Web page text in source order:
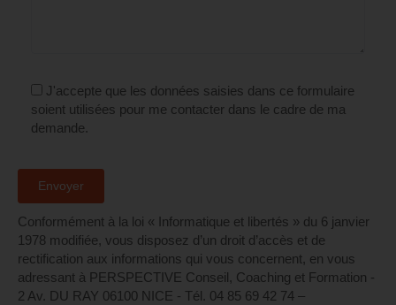
J'accepte que les données saisies dans ce formulaire
soient utilisées pour me contacter dans le cadre de ma
demande.
Conformément à la loi « Informatique et libertés » du 6 janvier
1978 modifiée, vous disposez d’un droit d’accès et de
rectification aux informations qui vous concernent, en vous
adressant à PERSPECTIVE Conseil, Coaching et Formation -
2 Av. DU RAY 06100 NICE - Tél. 04 85 69 42 74⁩ –